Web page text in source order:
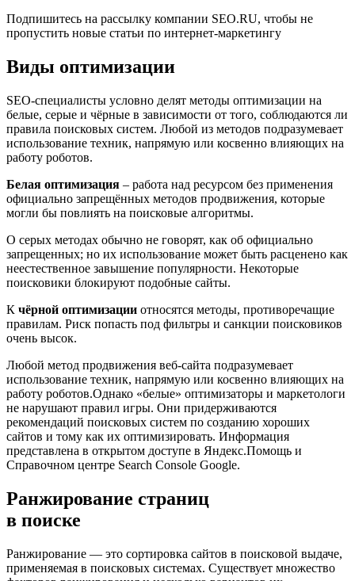
Подпишитесь на рассылку компании SEO.RU, чтобы не
пропустить новые статьи по интернет-маркетингу
Виды оптимизации
SEO-специалисты условно делят методы оптимизации на
белые, серые и чёрные в зависимости от того, соблюдаются ли
правила поисковых систем. Любой из методов подразумевает
использование техник, напрямую или косвенно влияющих на
работу роботов.
Белая оптимизация – работа над ресурсом без применения
официально запрещённых методов продвижения, которые
могли бы повлиять на поисковые алгоритмы.
О серых методах обычно не говорят, как об официально
запрещенных; но их использование может быть расценено как
неестественное завышение популярности. Некоторые
поисковики блокируют подобные сайты.
К чёрной оптимизации относятся методы, противоречащие
правилам. Риск попасть под фильтры и санкции поисковиков
очень высок.
Любой метод продвижения веб-сайта подразумевает
использование техник, напрямую или косвенно влияющих на
работу роботов.Однако «белые» оптимизаторы и маркетологи
не нарушают правил игры. Они придерживаются
рекомендаций поисковых систем по созданию хороших
сайтов и тому как их оптимизировать. Информация
представлена в открытом доступе в Яндекс.Помощь и
Справочном центре Search Console Google.
Ранжирование страниц
в поиске
Ранжирование — это сортировка сайтов в поисковой выдаче,
применяемая в поисковых системах. Существует множество